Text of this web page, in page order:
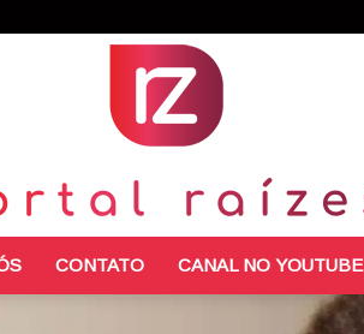
CONTATO CANAL NO YOUTUBE